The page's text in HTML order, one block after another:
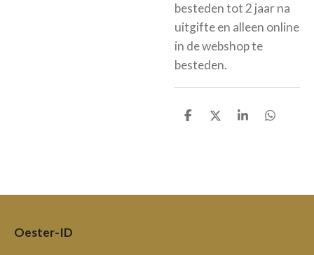
besteden tot 2 jaar na
uitgifte en alleen online
in de webshop te
besteden.
D
D
S
D
Oester-ID